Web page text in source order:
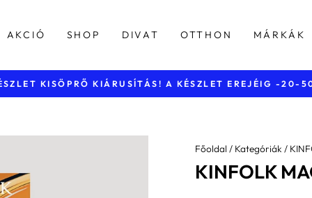
AKCIÓ SHOP DIVAT OTTHON MÁRKÁK
Diavetítés
INGYENES KISZÁLLÍTÁS
Főoldal / Kategóriák /
KINFOLK